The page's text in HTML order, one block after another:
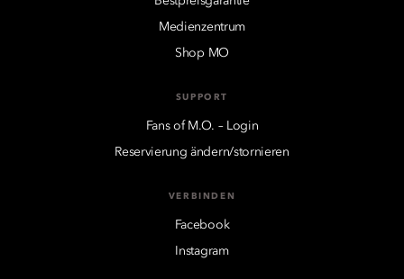
Medienzentrum
Shop MO
SUPPORT
Fans of M.O. – Login
Reservierung ändern/stornieren
VERBINDEN
Facebook
Instagram